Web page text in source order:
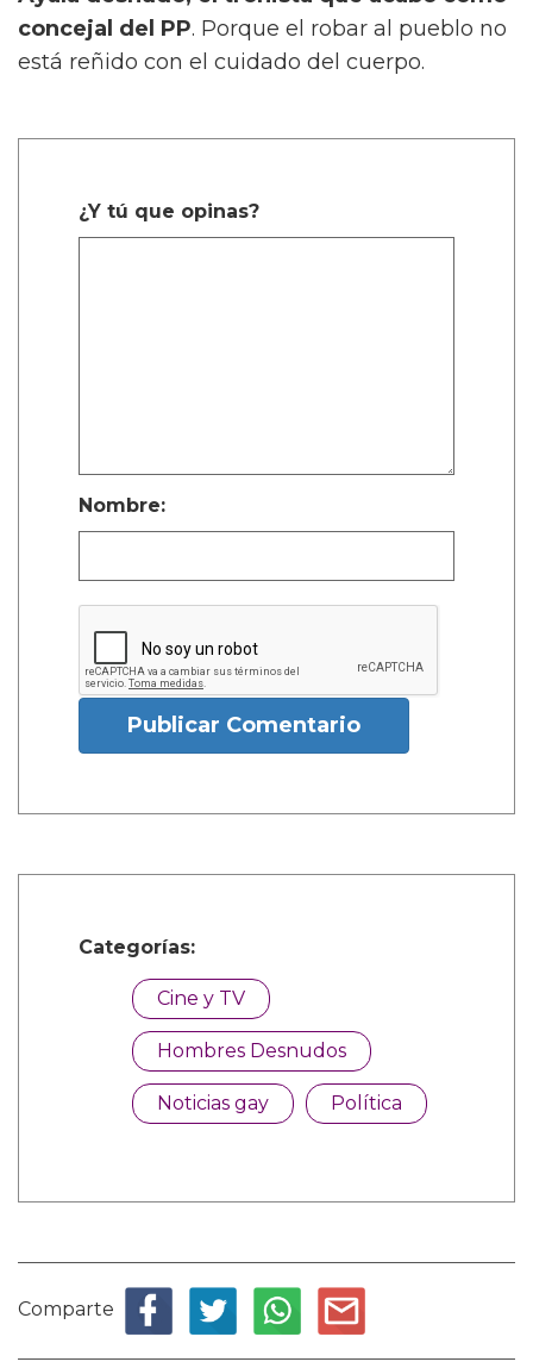
concejal del PP. Porque el robar al pueblo no
está reñido con el cuidado del cuerpo.
¿Y tú que opinas?
Nombre:
Publicar Comentario
Categorías:
Cine y TV
Hombres Desnudos
Noticias gay Política
Comparte